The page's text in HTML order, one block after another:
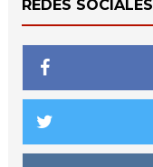
REDES SOCIALES